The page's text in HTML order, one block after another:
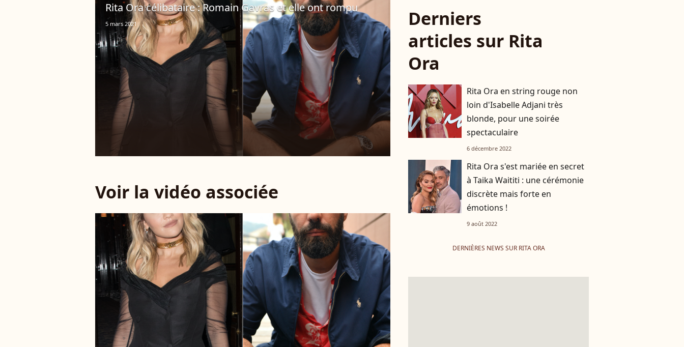
Rita Ora célibataire : Romain Gavras et elle ont rompu
5 mars 2021
Voir la vidéo associée
Derniers
articles sur Rita
Ora
Rita Ora en string rouge non
loin d'Isabelle Adjani très
blonde, pour une soirée
spectaculaire
6 décembre 2022
Rita Ora s'est mariée en secret
à Taika Waititi : une cérémonie
discrète mais forte en
émotions !
9 août 2022
DERNIÈRES NEWS SUR RITA ORA